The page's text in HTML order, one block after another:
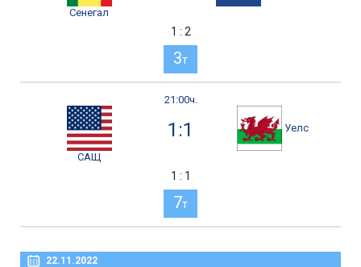
Сенегал
1 : 2
3т
21:00ч.
САЩ
1:1 Уелс
1 : 1
7т
22.11.2022